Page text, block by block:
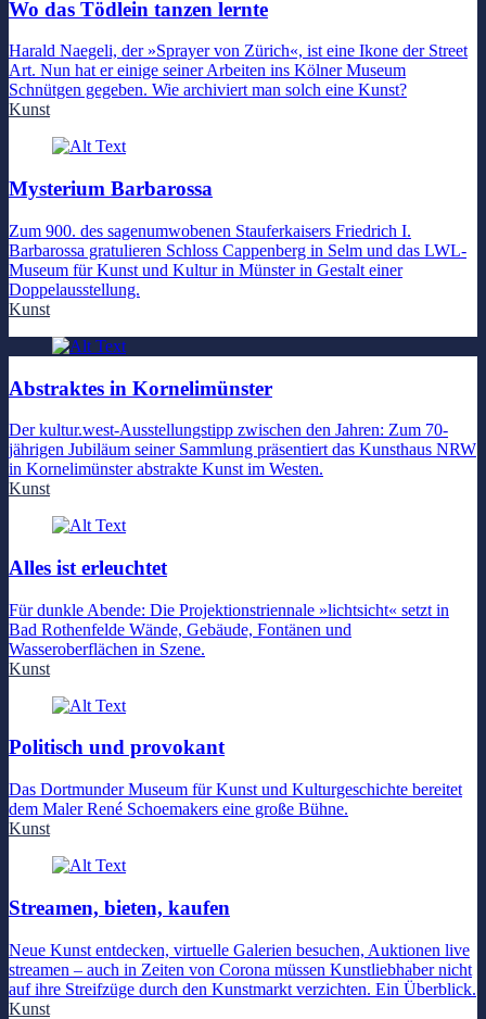
Wo das Tödlein tanzen lernte
Harald Naegeli, der »Sprayer von Zürich«, ist eine Ikone der Street
Art. Nun hat er einige seiner Arbeiten ins Kölner Museum
Schnütgen gegeben. Wie archiviert man solch eine Kunst?
Kunst
Mysterium Barbarossa
Zum 900. des sagenumwobenen Stauferkaisers Friedrich I.
Barbarossa gratulieren Schloss Cappenberg in Selm und das LWL-
Museum für Kunst und Kultur in Münster in Gestalt einer
Doppelausstellung.
Kunst
Abstraktes in Kornelimünster
Der kultur.west-Ausstellungstipp zwischen den Jahren: Zum 70-
jährigen Jubiläum seiner Sammlung präsentiert das Kunsthaus NRW
in Kornelimünster abstrakte Kunst im Westen.
Kunst
Alles ist erleuchtet
Für dunkle Abende: Die Projektionstriennale »lichtsicht« setzt in
Bad Rothenfelde Wände, Gebäude, Fontänen und
Wasseroberflächen in Szene.
Kunst
Politisch und provokant
Das Dortmunder Museum für Kunst und Kulturgeschichte bereitet
dem Maler René Schoemakers eine große Bühne.
Kunst
Streamen, bieten, kaufen
Neue Kunst entdecken, virtuelle Galerien besuchen, Auktionen live
streamen – auch in Zeiten von Corona müssen Kunstliebhaber nicht
auf ihre Streifzüge durch den Kunstmarkt verzichten. Ein Überblick.
Kunst